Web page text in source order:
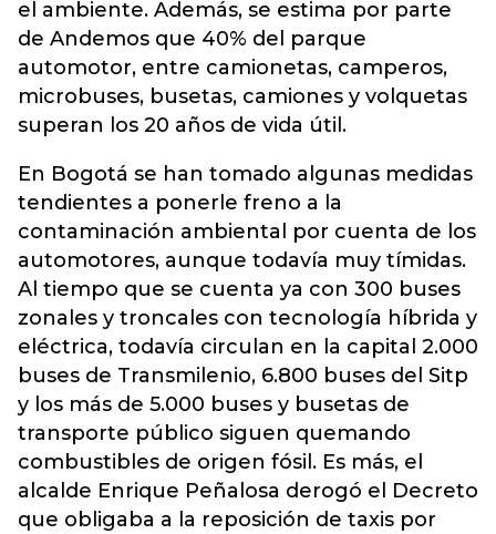
el ambiente. Además, se estima por parte
de Andemos que 40% del parque
automotor, entre camionetas, camperos,
microbuses, busetas, camiones y volquetas
superan los 20 años de vida útil.
En Bogotá se han tomado algunas medidas
tendientes a ponerle freno a la
contaminación ambiental por cuenta de los
automotores, aunque todavía muy tímidas.
Al tiempo que se cuenta ya con 300 buses
zonales y troncales con tecnología híbrida y
eléctrica, todavía circulan en la capital 2.000
buses de Transmilenio, 6.800 buses del Sitp
y los más de 5.000 buses y busetas de
transporte público siguen quemando
combustibles de origen fósil. Es más, el
alcalde Enrique Peñalosa derogó el Decreto
que obligaba a la reposición de taxis por